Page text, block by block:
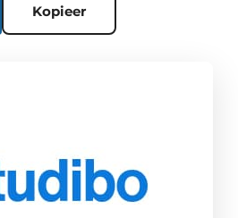
Kopieer